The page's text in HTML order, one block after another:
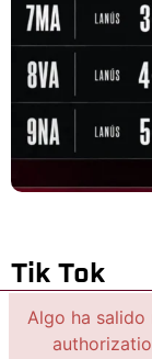
Tik Tok
Algo ha salido